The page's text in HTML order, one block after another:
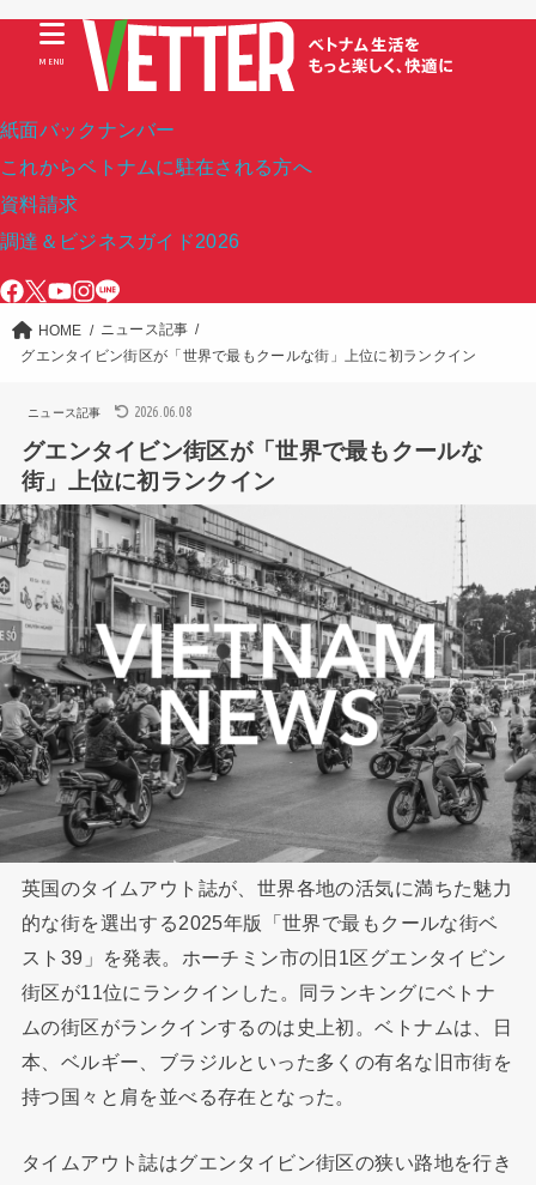
紙面バックナンバー
これからベトナムに駐在される方へ
資料請求
調達＆ビジネスガイド2026
MENU
HOME
ニュース記事
グエンタイビン街区が「世界で最もクールな街」上位に初ランクイン
ニュース記事 2026.06.08
グエンタイビン街区が「世界で最もクールな
街」上位に初ランクイン
英国のタイムアウト誌が、世界各地の活気に満ちた魅力
的な街を選出する2025年版「世界で最もクールな街ベ
スト39」を発表。ホーチミン市の旧1区グエンタイビン
街区が11位にランクインした。同ランキングにベトナ
ムの街区がランクインするのは史上初。ベトナムは、日
本、ベルギー、ブラジルといった多くの有名な旧市街を
持つ国々と肩を並べる存在となった。
タイムアウト誌はグエンタイビン街区の狭い路地を行き